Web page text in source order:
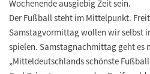
Wochenende ausgiebig Zeit sein.
Der Fußball steht im Mittelpunkt.
Samstagvormittag wollen wir selbst
spielen. Samstagnachmittag geht es
„Mitteldeutschlands schönste